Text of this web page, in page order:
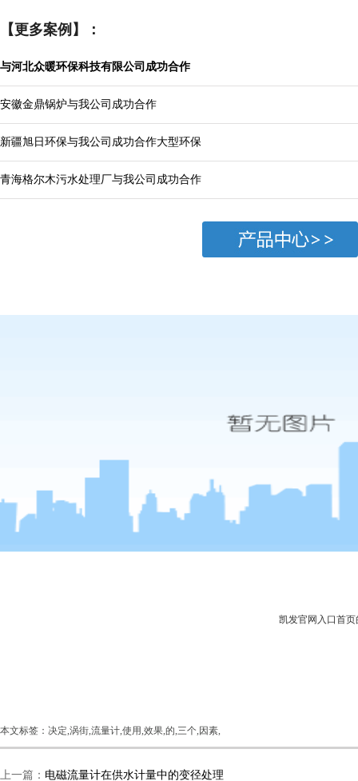
【更多案例】：
与河北众暖环保科技有限公司成功合作
安徽金鼎锅炉与我公司成功合作
新疆旭日环保与我公司成功合作大型环保
青海格尔木污水处理厂与我公司成功合作
凯发官网入口首
本文标签：决定,涡街,流量计,使用,效果,的,三个,因素,
上一篇： 电磁流量计在供水计量中的变径处理